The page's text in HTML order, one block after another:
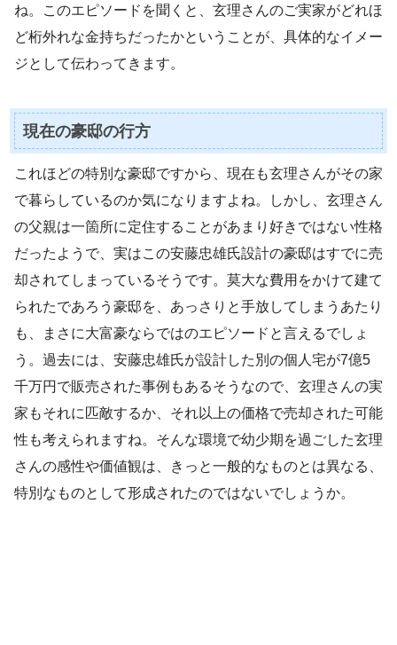
ね。このエピソードを聞くと、玄理さんのご実家がどれほ
ど桁外れな金持ちだったかということが、具体的なイメー
ジとして伝わってきます。
現在の豪邸の行方
これほどの特別な豪邸ですから、現在も玄理さんがその家
で暮らしているのか気になりますよね。しかし、玄理さん
の父親は一箇所に定住することがあまり好きではない性格
だったようで、実はこの安藤忠雄氏設計の豪邸はすでに売
却されてしまっているそうです。莫大な費用をかけて建て
られたであろう豪邸を、あっさりと手放してしまうあたり
も、まさに大富豪ならではのエピソードと言えるでしょ
う。過去には、安藤忠雄氏が設計した別の個人宅が7億5
千万円で販売された事例もあるそうなので、玄理さんの実
家もそれに匹敵するか、それ以上の価格で売却された可能
性も考えられますね。そんな環境で幼少期を過ごした玄理
さんの感性や価値観は、きっと一般的なものとは異なる、
特別なものとして形成されたのではないでしょうか。